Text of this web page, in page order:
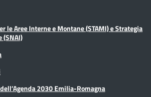
le Aree Interne e Montane (STAMI) e Strategia
(SNAI)
2030 Emilia-Romagna